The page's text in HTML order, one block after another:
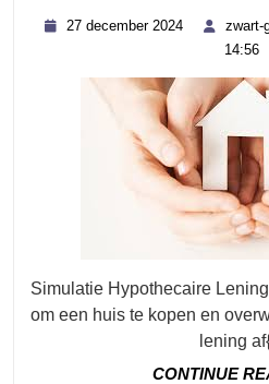
27 december 2024
december
zwart-
14:56
Simulatie Hypothecaire Lening Argenta Ben je van plan
om een huis te kopen en
lening
CONTINUE